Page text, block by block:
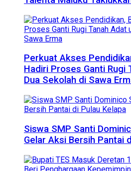
Perkuat Akses
Hadiri Proses Ganti Rugi
Dua Sekolah di Sawa
Siswa SMP Santi
Gelar Aksi Bersih Pantai